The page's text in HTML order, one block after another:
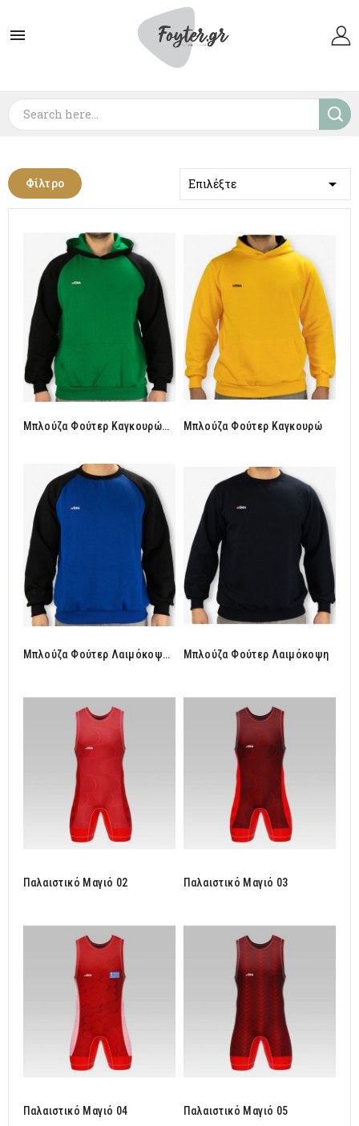

Φίλτρο Επιλέξτε 
Μπλούζα Φούτερ Καγκουρώ
Μπλούζα Φούτερ Καγκουρώ
Μπλούζα Φούτερ Λαιμόκοψη
Μπλούζα Φούτερ Λαιμόκοψη
Παλαιστικό Μαγιό 02 Παλαιστικό Μαγιό 03
Παλαιστικό Μαγιό 04 Παλαιστικό Μαγιό 05